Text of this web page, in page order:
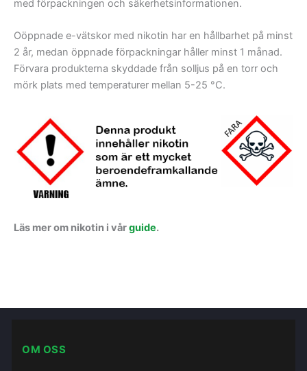
med förpackningen och säkerhetsinformationen.
Oöppnade e-vätskor med nikotin har en hållbarhet på minst
2 år, medan öppnade förpackningar håller minst 1 månad.
Förvara produkterna skyddade från solljus på en torr och
mörk plats med temperaturer mellan 5-25 °C.
Läs mer om nikotin i vårguide.
OM OSS